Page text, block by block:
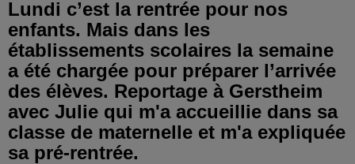
Lundi c’est la rentrée pour nos
enfants. Mais dans les
établissements scolaires la semaine
a été chargée pour préparer l’arrivée
des élèves. Reportage à Gerstheim
avec Julie qui m'a accueillie dans sa
classe de maternelle et m'a expliquée
sa pré-rentrée.